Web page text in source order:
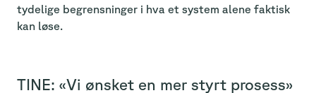
tydelige begrensninger i hva et system alene faktisk
kan løse.
TINE: «Vi ønsket en mer styrt prosess»